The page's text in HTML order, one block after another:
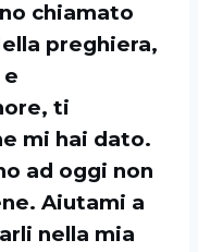
chiamato
preghiera,
ti
mi hai dato.
ad oggi non
Aiutami a
nella mia